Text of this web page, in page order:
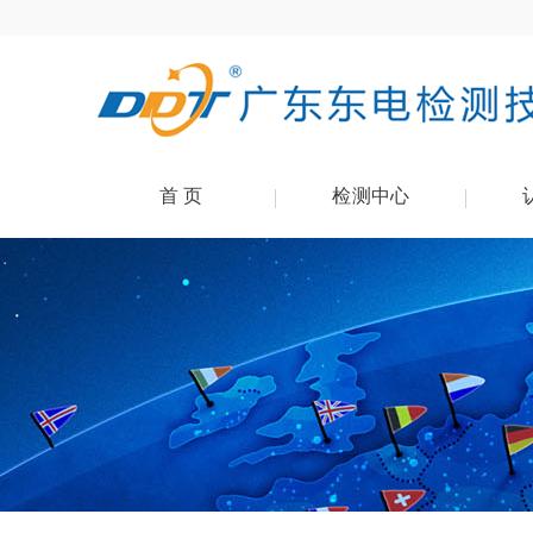
首 页 检测中心